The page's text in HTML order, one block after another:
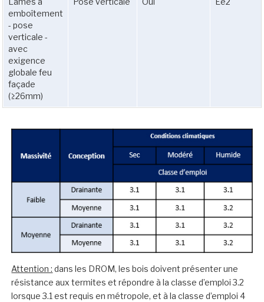
emboîtement
- pose
verticale -
avec
exigence
globale feu
façade
(≥26mm)
Attention : dans les DROM, les bois doivent présenter une
résistance aux termites et répondre à la classe d’emploi 3.2
lorsque 3.1 est requis en métropole, et à la classe d’emploi 4